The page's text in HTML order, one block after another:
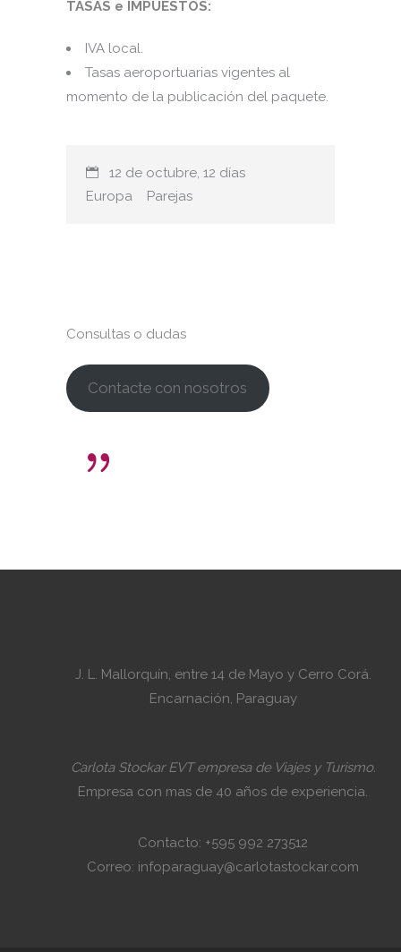
TASAS e IMPUESTOS:
IVA local.
Tasas aeroportuarias vigentes al
momento de la publicación del paquete.
12 de octubre, 12 días
Europa
Parejas
Consultas o dudas
Contacte con nosotros
J. L. Mallorquín, entre 14 de Mayo y Cerro Corá.
Encarnación, Paraguay
Carlota Stockar EVT empresa de Viajes y Turismo.
Empresa con mas de 40 años de experiencia.
Contacto: +595 992 273512
Correo: infoparaguay@carlotastockar.com